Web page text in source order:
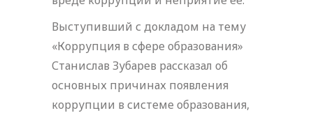
Выступивший с докладом на тему
«Коррупция в сфере образования»
Станислав Зубарев рассказал об
основных причинах появления
коррупции в системе образования,